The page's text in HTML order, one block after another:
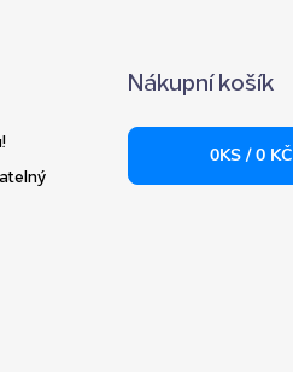
Nákupní košík
0KS /0 KČ